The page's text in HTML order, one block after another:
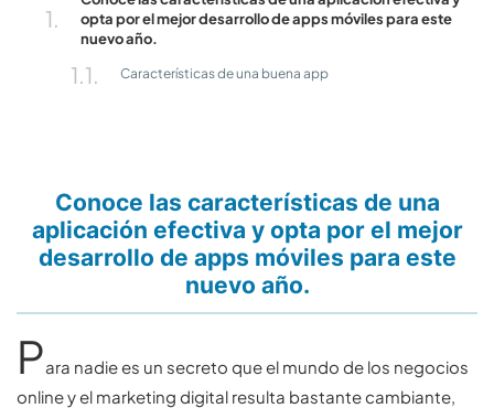
opta por el mejor desarrollo de apps móviles para este
nuevo año.
Características de una buena app
Conoce las características de una
aplicación efectiva y opta por el mejor
desarrollo de apps móviles para este
nuevo año.
Para nadie es un secreto que el mundo de los negocios
online y el marketing digital resulta bastante cambiante,